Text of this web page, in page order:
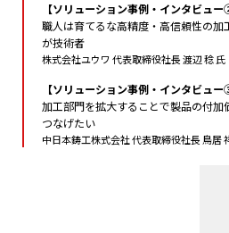
【ソリューション事例・インタビュー
職人は育てるな高精度・高信頼性の
が技術者
株式会社ユウワ 代表取締役社長 渡辺 稔 氏
【ソリューション事例・インタビュー
加工部門を拡大することで製品の付加
つなげたい
中日本鋳工株式会社 代表取締役社長 鳥居